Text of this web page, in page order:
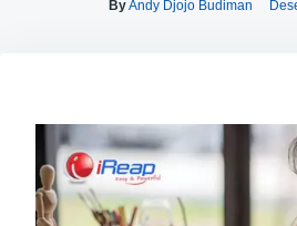
ByAndy Djojo Budiman